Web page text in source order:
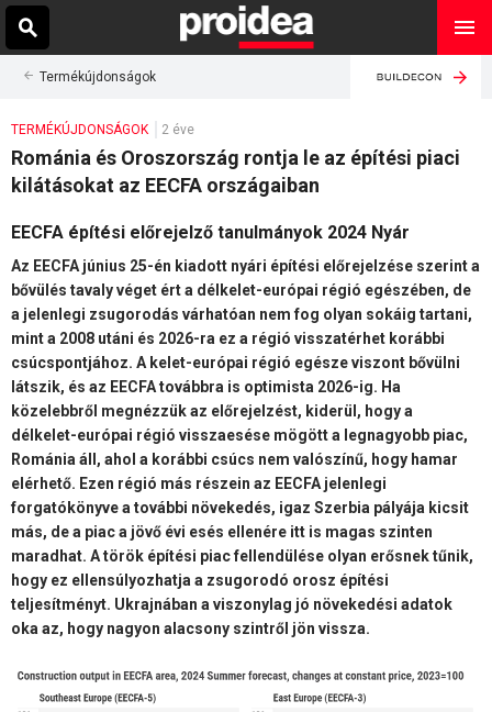
Termékújdonságok
TERMÉKÚJDONSÁGOK 2 éve
Románia és Oroszország rontja le az építési piaci
kilátásokat az EECFA országaiban
EECFA építési előrejelző tanulmányok 2024 Nyár
Az EECFA június 25-én kiadott nyári építési előrejelzése szerint a
bővülés tavaly véget ért a délkelet-európai régió egészében, de
a jelenlegi zsugorodás várhatóan nem fog olyan sokáig tartani,
mint a 2008 utáni és 2026-ra ez a régió visszatérhet korábbi
csúcspontjához. A kelet-európai régió egésze viszont bővülni
látszik, és az EECFA továbbra is optimista 2026-ig. Ha
közelebbről megnézzük az előrejelzést, kiderül, hogy a
délkelet-európai régió visszaesése mögött a legnagyobb piac,
Románia áll, ahol a korábbi csúcs nem valószínű, hogy hamar
elérhető. Ezen régió más részein az EECFA jelenlegi
forgatókönyve a további növekedés, igaz Szerbia pályája kicsit
más, de a piac a jövő évi esés ellenére itt is magas szinten
maradhat. A török építési piac fellendülése olyan erősnek tűnik,
hogy ez ellensúlyozhatja a zsugorodó orosz építési
teljesítményt. Ukrajnában a viszonylag jó növekedési adatok
oka az, hogy nagyon alacsony szintről jön vissza.